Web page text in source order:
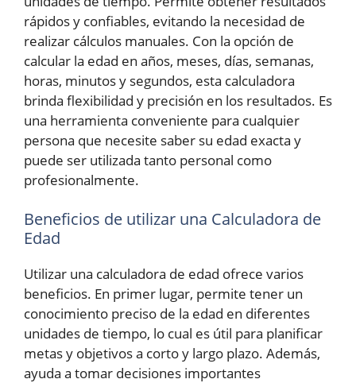
rápidos y confiables, evitando la necesidad de
realizar cálculos manuales. Con la opción de
calcular la edad en años, meses, días, semanas,
horas, minutos y segundos, esta calculadora
brinda flexibilidad y precisión en los resultados. Es
una herramienta conveniente para cualquier
persona que necesite saber su edad exacta y
puede ser utilizada tanto personal como
profesionalmente.
Beneficios de utilizar una Calculadora de
Edad
Utilizar una calculadora de edad ofrece varios
beneficios. En primer lugar, permite tener un
conocimiento preciso de la edad en diferentes
unidades de tiempo, lo cual es útil para planificar
metas y objetivos a corto y largo plazo. Además,
ayuda a tomar decisiones importantes